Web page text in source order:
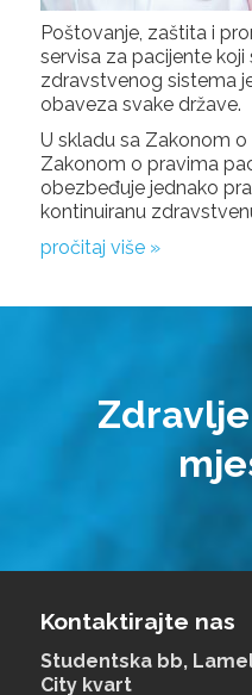
Poštovanje, zaštita i
servisa za pacijente
zdravstvenog sistema
obaveza svake države.
U skladu sa Zakonom
Zakonom o pravima
obezbeđuje jednako
kontinuiranu
pročitaj više »
Zdravlje
Kontaktirajte nas
Studentska bb,
City kvart